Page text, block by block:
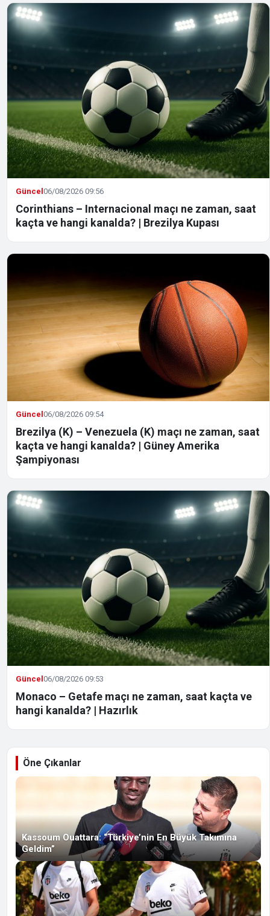
Güncel06/08/2026 09:56
Corinthians – Internacional maçı ne zaman, saat
kaçta ve hangi kanalda? | Brezilya Kupası
Güncel06/08/2026 09:54
Brezilya (K) – Venezuela (K) maçı ne zaman, saat
kaçta ve hangi kanalda? | Güney Amerika
Şampiyonası
Güncel06/08/2026 09:53
Monaco – Getafe maçı ne zaman, saat kaçta ve
hangi kanalda? | Hazırlık
Öne Çıkanlar
Kassoum Ouattara: “Türkiye’nin En Büyük Takımına
Geldim”